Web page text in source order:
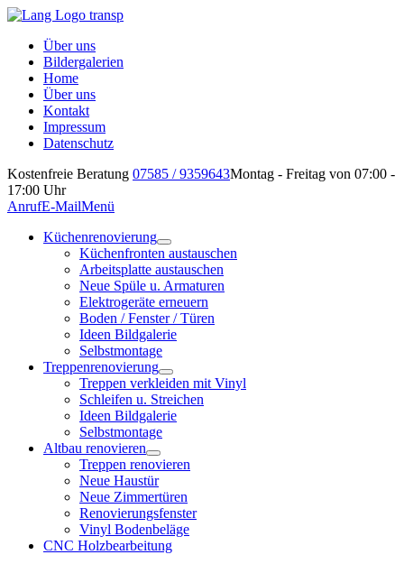
Über uns
Bildergalerien
Home
Über uns
Kontakt
Impressum
Datenschutz
Kostenfreie Beratung 07585 / 9359643Montag - Freitag von 07:00 -
17:00 Uhr
AnrufE-MailMenü
Küchenrenovierung
Küchenfronten austauschen
Arbeitsplatte austauschen
Neue Spüle u. Armaturen
Elektrogeräte erneuern
Boden / Fenster / Türen
Ideen Bildgalerie
Selbstmontage
Treppenrenovierung
Treppen verkleiden mit Vinyl
Schleifen u. Streichen
Ideen Bildgalerie
Selbstmontage
Altbau renovieren
Treppen renovieren
Neue Haustür
Neue Zimmertüren
Renovierungsfenster
Vinyl Bodenbeläge
CNC Holzbearbeitung